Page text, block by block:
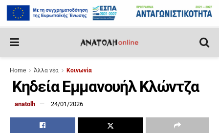
Home Άλλα νέα Κοινωνία
Κηδεία Εμμανουήλ Κλώντζα
anatolh 24/01/2026